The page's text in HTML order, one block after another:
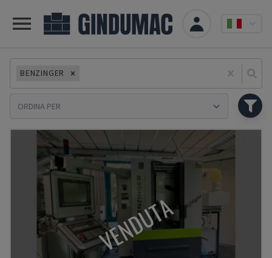
BENZINGER
VENDUTA